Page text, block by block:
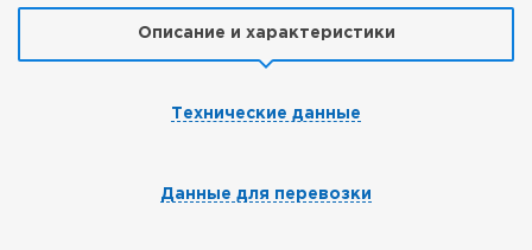
Описание и характеристики
Технические данные
Данные для перевозки